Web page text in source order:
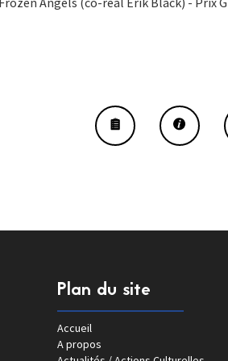
Plan du site
Accueil
A propos